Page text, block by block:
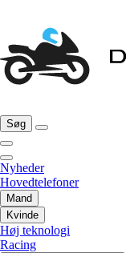
Søg
Nyheder
Hovedtelefoner
Mand
Kvinde
Høj teknologi
Racing